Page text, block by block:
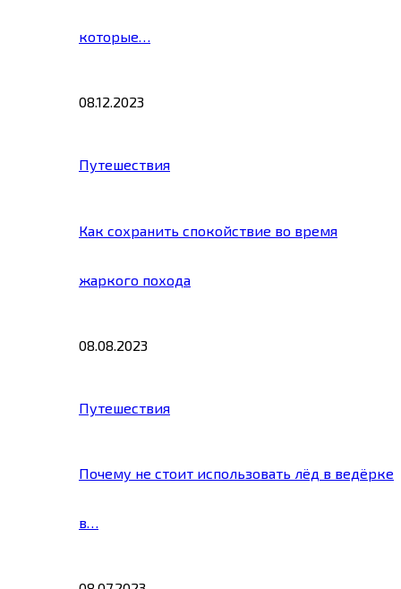
которые…
08.12.2023
Путешествия
Как сохранить спокойствие во время
жаркого похода
08.08.2023
Путешествия
Почему не стоит использовать лёд в ведёрке
в…